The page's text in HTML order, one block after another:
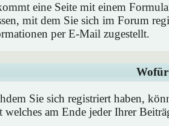
eine Seite mit einem
mit dem Sie sich im Forum
per E-Mail zugestellt.
Sie sich registriert haben,
welches am Ende jeder Ihrer